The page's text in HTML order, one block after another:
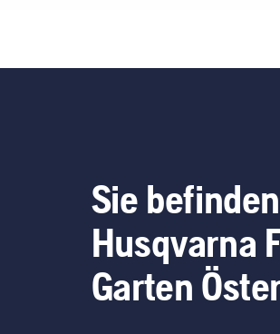
Sie
Husqvarna
Garten